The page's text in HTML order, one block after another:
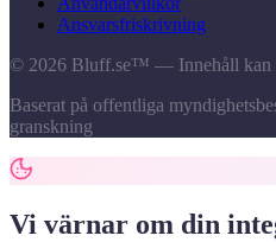
Ansvarsfriskrivning
© 2026 Bluff.se™ — Innehåll kan
Baserat på offentliga
granskning
Vi värnar om din